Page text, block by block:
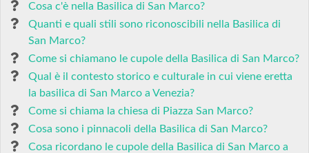
Cosa c'è nella Basilica di San Marco?
Quanti e quali stili sono riconoscibili nella Basilica di
San Marco?
Come si chiamano le cupole della Basilica di San Marco?
Qual è il contesto storico e culturale in cui viene eretta
la basilica di San Marco a Venezia?
Come si chiama la chiesa di Piazza San Marco?
Cosa sono i pinnacoli della Basilica di San Marco?
Cosa ricordano le cupole della Basilica di San Marco a